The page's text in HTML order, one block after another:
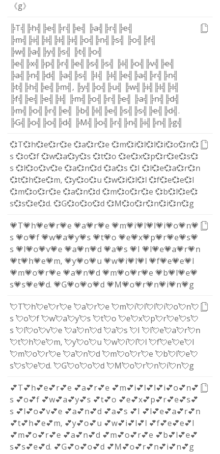
《g》
╠T╣ ╠h╣ ╠e╣ ╠r╣ ╠e╣ ╠a╣ ╠r╣ ╠e╣
╠m╣ ╠i╣ ╠l╣ ╠l╣ ╠i╣ ╠o╣ ╠n╣ ╠s╣ ╠o╣ ╠f╣
╠w╣ ╠a╣ ╠y╣ ╠s╣ ╠t╣ ╠o╣
╠e╣ ╠x╣ ╠p╣ ╠r╣ ╠e╣ ╠s╣ ╠s╣ ╠l╣ ╠o╣ ╠v╣ ╠e╣
╠a╣ ╠n╣ ╠d╣ ╠a╣ ╠s╣ ╠I╣ ╠l╣ ╠e╣ ╠a╣ ╠r╣ ╠n╣
╠t╣ ╠h╣ ╠e╣ ╠m╣ , ╠y╣ ╠o╣ ╠u╣ ╠w╣ ╠i╣ ╠l╣ ╠l╣
╠f╣ ╠e╣ ╠e╣ ╠l╣ ╠m╣ ╠o╣ ╠r╣ ╠e╣ ╠a╣ ╠n╣ ╠d╣
╠m╣ ╠o╣ ╠r╣ ╠e╣ ╠b╣ ╠l╣ ╠e╣ ╠s╣ ╠s╣ ╠e╣ ╠d╣ .
╠G╣ ╠o╣ ╠o╣ ╠d╣ ╠M╣ ╠o╣ ╠r╣ ╠n╣ ╠i╣ ╠n╣ ╠g╣
💞T💞h💞e💞r💞e 💞a💞r💞e 💞m💞i💞l💞l💞i💞o💞n💞
s 💞o💞f💞w💞a💞y💞s 💞t💞o 💞e💞x💞p💞r💞e💞s💞
s 💞l💞o💞v💞e 💞a💞n💞d 💞a💞s 💞I 💞l💞e💞a💞r💞n
💞t💞h💞e💞m, 💞y💞o💞u 💞w💞i💞l💞l 💞f💞e💞e💞l
💞m💞o💞r💞e 💞a💞n💞d 💞m💞o💞r💞e 💞b💞l💞e💞
s💞s💞e💞d. 💞G💞o💞o💞d 💞M💞o💞r💞n💞i💞n💞g
💗T💗h💗e💗r💗e 💗a💗r💗e 💗m💗i💗l💗l💗i💗o💗n💗
s 💗o💗f 💗w💗a💗y💗s 💗t💗o 💗e💗x💗p💗r💗e💗s💗
s 💗l💗o💗v💗e 💗a💗n💗d 💗a💗s 💗I 💗l💗e💗a💗r💗n
💗t💗h💗e💗m, 💗y💗o💗u 💗w💗i💗l💗l 💗f💗e💗e💗l
💗m💗o💗r💗e 💗a💗n💗d 💗m💗o💗r💗e 💗b💗l💗e💗
s💗s💗e💗d. 💗G💗o💗o💗d 💗M💗o💗r💗n💗i💗n💗g
💘T💘h💘e💘r💘e 💘a💘r💘e 💘m💘i💘l💘l💘i💘o💘n💘
s 💘o💘f💘w💘a💘y💘s 💘t💘o 💘e💘x💘p💘r💘e💘s💘
s 💘l💘o💘v💘e 💘a💘n💘d 💘a💘s 💘I 💘l💘e💘a💘r💘n
💘t💘h💘e💘m, 💘y💘o💘u 💘w💘i💘l💘l 💘f💘e💘e💘l
💘m💘o💘r💘e 💘a💘n💘d 💘m💘o💘r💘e 💘b💘l💘e💘
s💘s💘e💘d. 💘G💘o💘o💘d 💘M💘o💘r💘n💘i💘n💘g
💕T💕h💕e💕r💕e 💕a💕r💕e 💕m💕i💕l💕l💕i💕o💕n💕
s 💕o💕f 💕w💕a💕y💕s 💕t💕o 💕e💕x💕p💕r💕e💕s💕
s 💕l💕o💕v💕e 💕a💕n💕d 💕a💕s 💕I 💕l💕e💕a💕r💕n
💕t💕h💕e💕m, 💕y💕o💕u 💕w💕i💕l💕l 💕f💕e💕e💕l
💕m💕o💕r💕e 💕a💕n💕d 💕m💕o💕r💕e 💕b💕l💕e💕
s💕s💕e💕d. 💕G💕o💕o💕d 💕M💕o💕r💕n💕i💕n💕g